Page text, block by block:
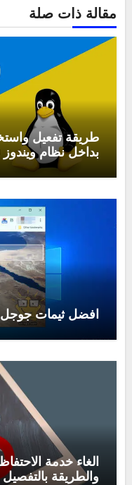
مقالة ذات صلة
طريقة تفعيل
بداخل نظام ويندوز 10
افضل ثيمات جوجل
الغاء خدمة
والطريقة بالتفصيل